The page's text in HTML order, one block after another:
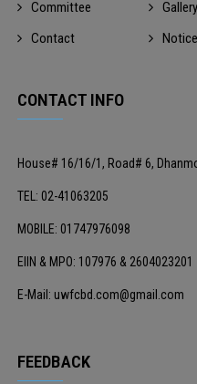
Committee
Gallery
Contact
CONTACT INFO
House# 16/16/1, Road# 6,
TEL: 02-41063205
MOBILE: 01747976098
EIIN & MPO: 107976 & 2604023201
E-Mail: uwfcbd.com@gmail.com
FEEDBACK